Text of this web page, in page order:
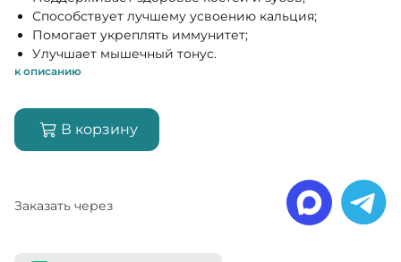
Способствует лучшему усвоению кальция;
Помогает укреплять иммунитет;
Улучшает мышечный тонус.
к описанию
В корзину
Заказать через